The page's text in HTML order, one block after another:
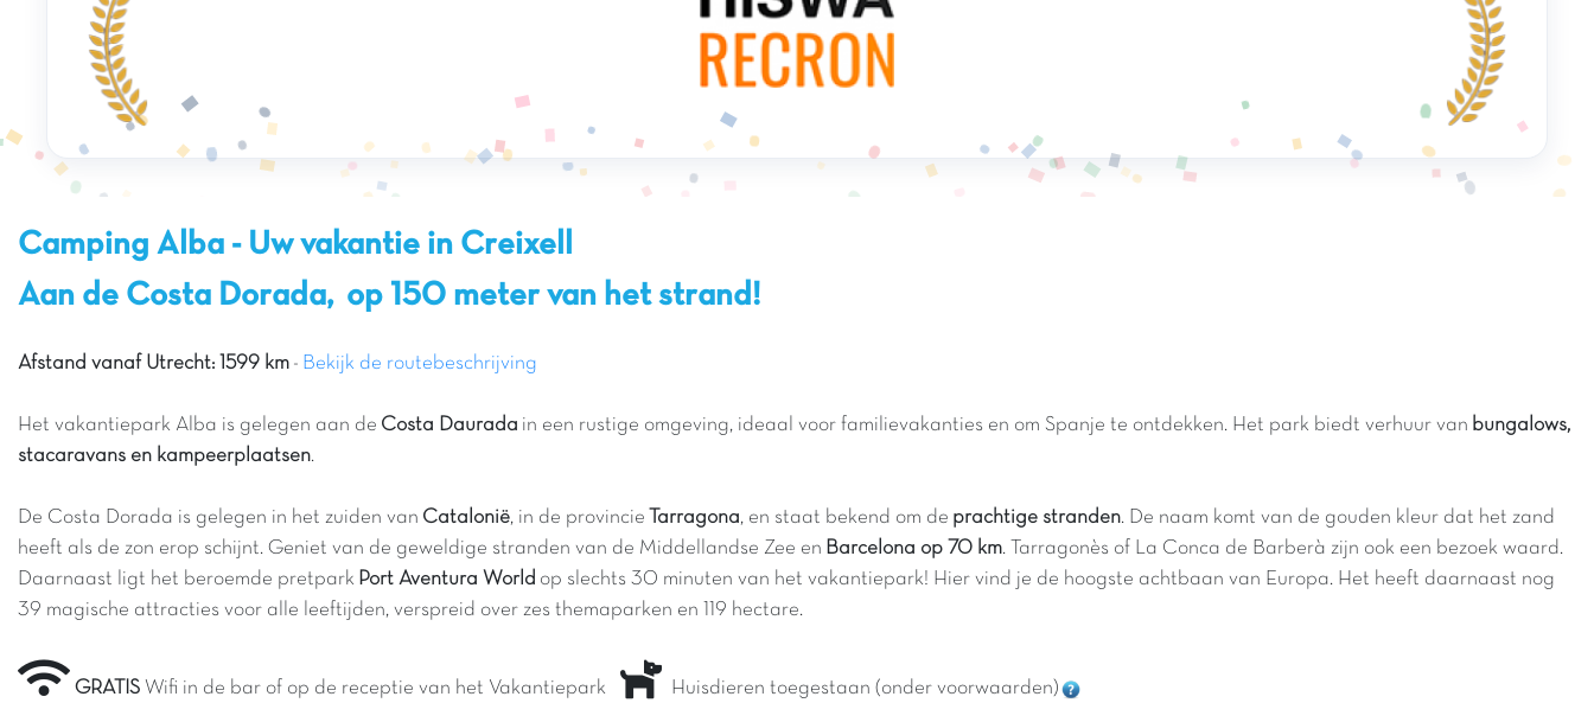
Camping Alba - Uw vakantie in Creixell
Aan de Costa Dorada, op 150 meter van het strand!
Afstand vanaf Utrecht: 1599 km - Bekijk de routebeschrijving
Het vakantiepark Alba is gelegen aan de Costa Daurada in een rustige omgeving, ideaal voor familievakanties en om Spanje te ontdekken. Het park biedt verhuur van bungalows,
stacaravans en kampeerplaatsen.
De Costa Dorada is gelegen in het zuiden van Catalonië, in de provincie Tarragona, en staat bekend om de prachtige stranden. De naam komt van de gouden kleur dat het zand
heeft als de zon erop schijnt. Geniet van de geweldige stranden van de Middellandse Zee en Barcelona op 70 km. Tarragonès of La Conca de Barberà zijn ook een bezoek waard.
Daarnaast ligt het beroemde pretpark Port Aventura World op slechts 30 minuten van het vakantiepark! Hier vind je de hoogste achtbaan van Europa. Het heeft daarnaast nog
39 magische attracties voor alle leeftijden, verspreid over zes themaparken en 119 hectare.
GRATIS Wifi in de bar of op de receptie van het Vakantiepark Huisdieren toegestaan (onder voorwaarden)